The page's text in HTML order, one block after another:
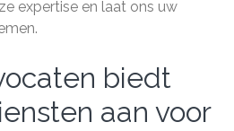
expertise en laat ons uw
biedt
aan voor